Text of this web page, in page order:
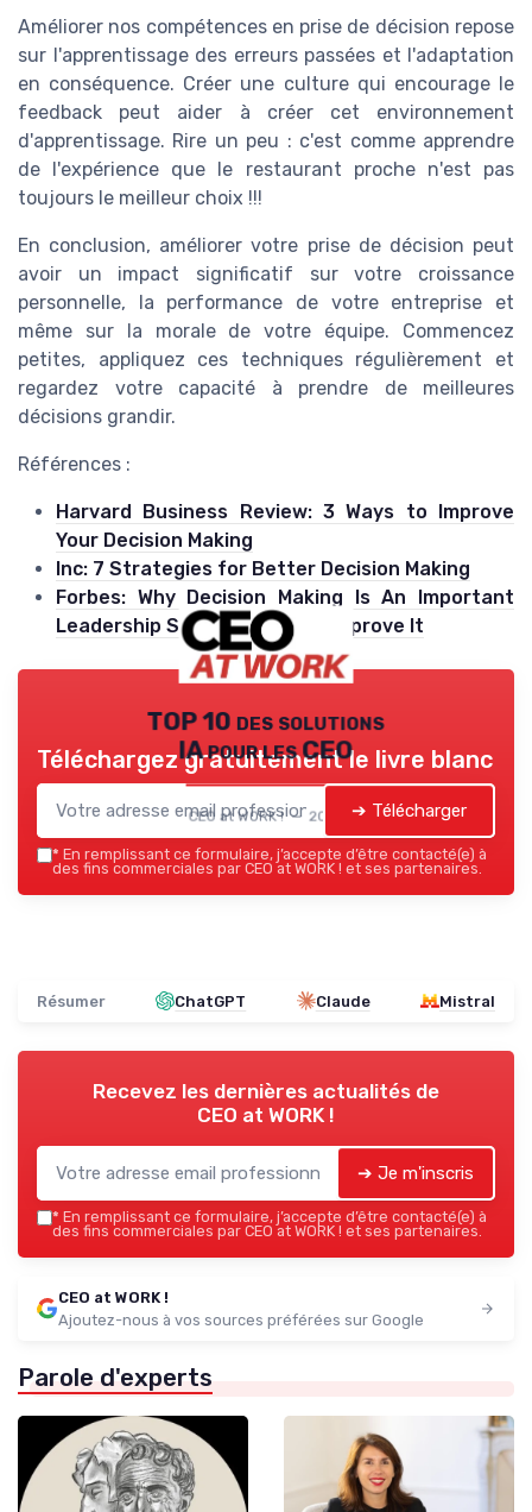
Améliorer nos compétences en prise de décision repose
sur l'apprentissage des erreurs passées et l'adaptation
en conséquence. Créer une culture qui encourage le
feedback peut aider à créer cet environnement
d'apprentissage. Rire un peu : c'est comme apprendre
de l'expérience que le restaurant proche n'est pas
toujours le meilleur choix !!!
En conclusion, améliorer votre prise de décision peut
avoir un impact significatif sur votre croissance
personnelle, la performance de votre entreprise et
même sur la morale de votre équipe. Commencez
petites, appliquez ces techniques régulièrement et
regardez votre capacité à prendre de meilleures
décisions grandir.
Références :
Harvard Business Review: 3 Ways to Improve
Your Decision Making
Inc: 7 Strategies for Better Decision Making
Forbes: Why Decision Making Is An Important
Leadership Skill, And How To Improve It
TOP 10 des solutions
IA pour les CEO
CEO at WORK ! — 2026
Téléchargez gratuitement le livre blanc
➔ Télécharger
* En remplissant ce formulaire, j’accepte d’être contacté(e) à
des fins commerciales par CEO at WORK ! et ses partenaires.
Résumer ChatGPT Claude Mistral
Recevez les dernières actualités de
CEO at WORK !
➔ Je m'inscris
* En remplissant ce formulaire, j’accepte d’être contacté(e) à
des fins commerciales par CEO at WORK ! et ses partenaires.
CEO at WORK !
Ajoutez-nous à vos sources préférées sur Google
Parole d'experts